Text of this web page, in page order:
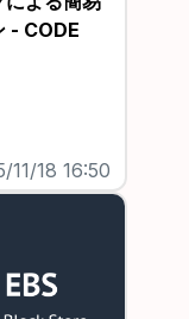
- CODE
11/18 16:50